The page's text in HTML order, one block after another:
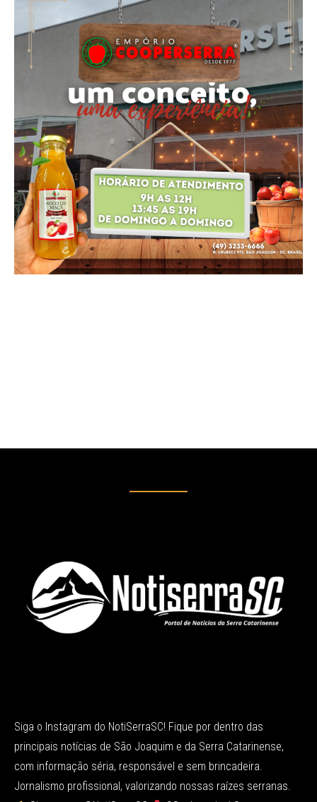
Siga o Instagram do NotiSerraSC! Fique por dentro das
principais notícias de São Joaquim e da Serra Catarinense,
com informação séria, responsável e sem brincadeira.
Jornalismo profissional, valorizando nossas raízes serranas.